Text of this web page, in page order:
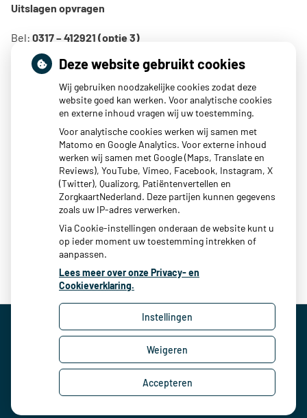
Uitslagen opvragen
Bel: 0317 – 412921 (optie 3)
U kunt de hele dag bellen, behalve tussen:
10.15 – 11.00 uur
12.30 – 15.30 uur
Bel mij terug
0317 – 412921 (optie 4)
Wij bellen u terug in een afgesproken tijdvak.
Deze functie is bedoeld voor niet-spoedeisende vragen.
Uw Zorg Online|Beheer
Cookie-instellingen
Deze website gebruikt cookies
Wij gebruiken noodzakelijke cookies zodat deze
website goed kan werken. Voor analytische cookies
en externe inhoud vragen wij uw toestemming.
Voor analytische cookies werken wij samen met
Matomo en Google Analytics. Voor externe inhoud
werken wij samen met Google (Maps, Translate en
Reviews), YouTube, Vimeo, Facebook, Instagram, X
(Twitter), Qualizorg, Patiëntenvertellen en
ZorgkaartNederland. Deze partijen kunnen gegevens
zoals uw IP-adres verwerken.
Via Cookie-instellingen onderaan de website kunt u
op ieder moment uw toestemming intrekken of
aanpassen.
Lees meer over onze Privacy- en
Cookieverklaring.
Instellingen
Weigeren
Accepteren